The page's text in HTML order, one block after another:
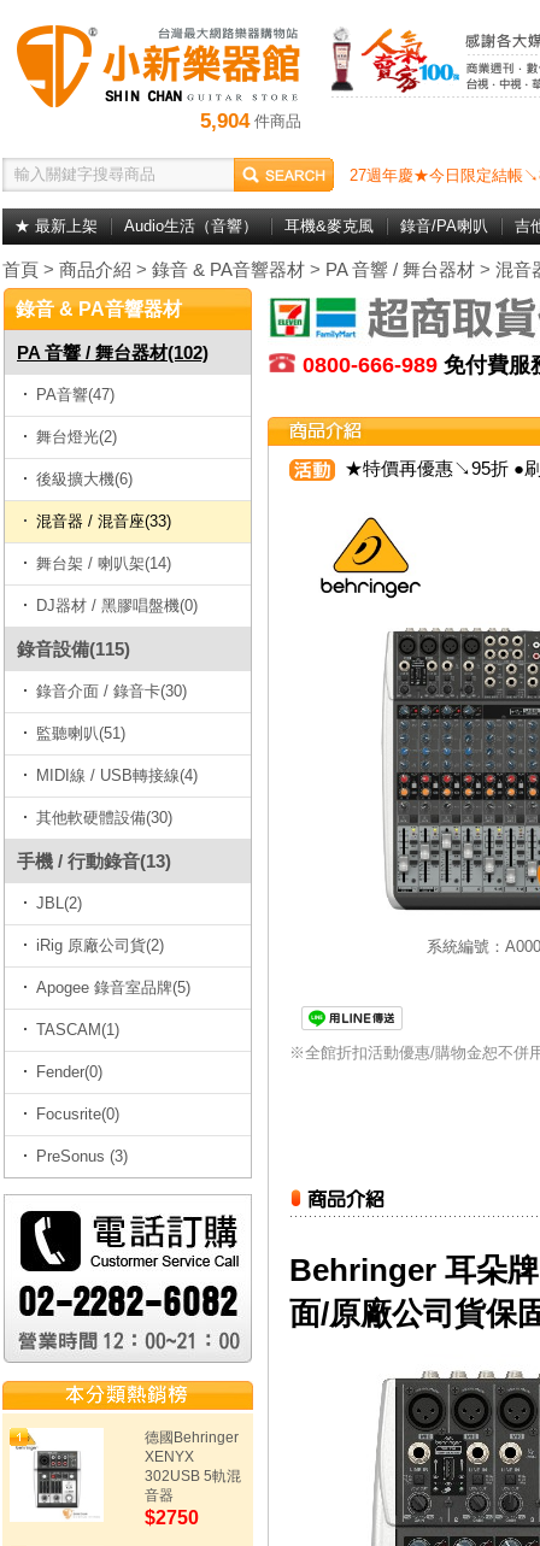
5,904件商品
27週年慶★今日限定結帳
★ 最新上架 Audio生活（音響） 耳機&麥克風 錄音/PA喇叭 吉
首頁 > 商品介紹 > 錄音 & PA音響器材 > PA 音響 / 舞台器材 > 混音
錄音 & PA音響器材
PA 音響 / 舞台器材(102)
PA音響(47)
舞台燈光(2)
後級擴大機(6)
混音器 / 混音座(33)
舞台架 / 喇叭架(14)
DJ器材 / 黑膠唱盤機(0)
錄音設備(115)
錄音介面 / 錄音卡(30)
監聽喇叭(51)
MIDI線 / USB轉接線(4)
其他軟硬體設備(30)
手機 / 行動錄音(13)
JBL(2)
iRig 原廠公司貨(2)
Apogee 錄音室品牌(5)
TASCAM(1)
Fender(0)
Focusrite(0)
PreSonus (3)
德國Behringer
XENYX
302USB 5軌混
音器
$2750
0800-666-989 免付費
★特價再優惠↘95折 ●
系統編號：
※全館折扣活動優惠/購物金恕不併
Behringer 耳朵
面/原廠公司貨保